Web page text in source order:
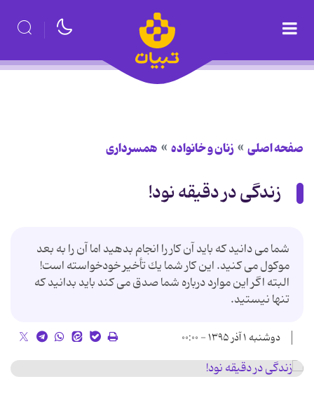
صفحه اصلی زنان و خانواده همسرداری
زندگی در دقیقه نود!
شما می دانید كه باید آن كار را انجام بدهید اما آن را به بعد
موكول می كنید. این كار شما یك تأخیر خودخواسته است!
البته اگر این موارد درباره شما صدق می كند باید بدانید كه
تنها نیستید.
دوشنبه ۱ آذر ۱۳۹۵ - ۰۰:۰۰